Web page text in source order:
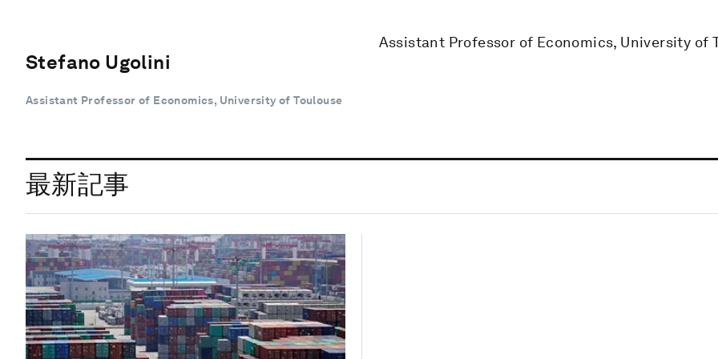
Stefano Ugolini
Assistant Professor of Economics, University of Toulouse
Assistant Professor of Economics, University of
最新記事